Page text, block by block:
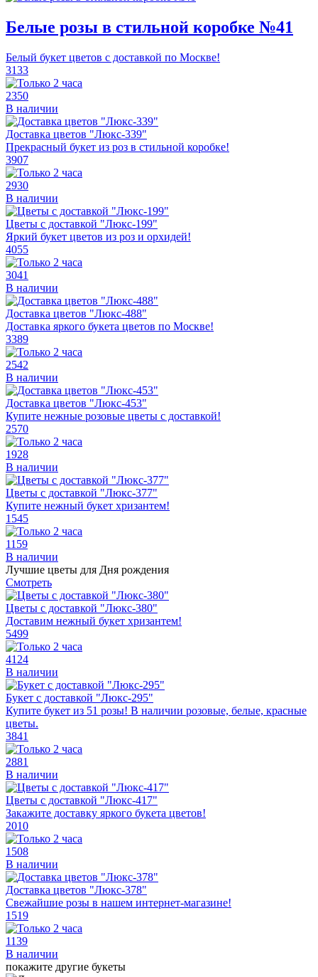
Белые розы в стильной коробке №41
Белый букет цветов с доставкой по Москве!
3133
2350
В наличии
Доставка цветов "Люкс-339"
Прекрасный букет из роз в стильной коробке!
3907
2930
В наличии
Цветы с доставкой "Люкс-199"
Яркий букет цветов из роз и орхидей!
4055
3041
В наличии
Доставка цветов "Люкс-488"
Доставка яркого букета цветов по Москве!
3389
2542
В наличии
Доставка цветов "Люкс-453"
Купите нежные розовые цветы с доставкой!
2570
1928
В наличии
Цветы с доставкой "Люкс-377"
Купите нежный букет хризантем!
1545
1159
В наличии
Лучшие цветы для Дня рождения
Смотреть
Цветы с доставкой "Люкс-380"
Доставим нежный букет хризантем!
5499
4124
В наличии
Букет с доставкой "Люкс-295"
Купите букет из 51 розы! В наличии розовые, белые, красные
цветы.
3841
2881
В наличии
Цветы с доставкой "Люкс-417"
Закажите доставку яркого букета цветов!
2010
1508
В наличии
Доставка цветов "Люкс-378"
Свежайшие розы в нашем интернет-магазине!
1519
1139
В наличии
покажите другие букеты